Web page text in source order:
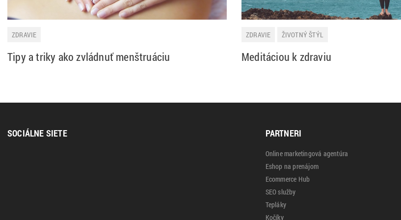
ZDRAVIE
Tipy a triky ako zvládnuť menštruáciu
ZDRAVIE ŽIVOTNÝ ŠTÝL
Meditáciou k zdraviu
SOCIÁLNE SIETE PARTNERI
Online marketingová agentúra
Eshop na prenájom
Ecommerce Hub
SEO služby
Tepláky
Kočíky